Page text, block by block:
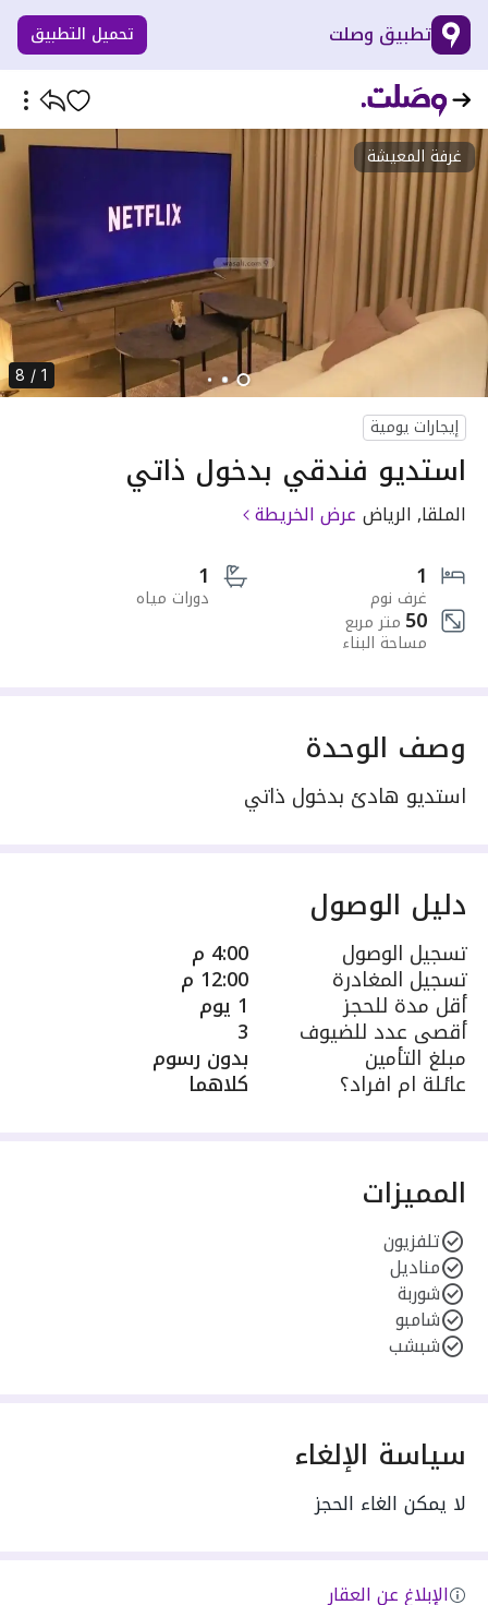
تطبيق وصلت تحميل التطبيق
غرفة المعيشة
1 / 8
إيجارات يومية
استديو فندقي بدخول ذاتي
الملقا, الرياض عرض الخريطة
1
غرف نوم
1
دورات مياه
50 متر مربع
مساحة البناء
وصف الوحدة
استديو هادئ بدخول ذاتي
دليل الوصول
تسجيل الوصول 4:00 م
تسجيل المغادرة 12:00 م
أقل مدة للحجز 1 يوم
أقصى عدد للضيوف 3
مبلغ التأمين بدون رسوم
عائلة ام افراد؟ كلاهما
المميزات
تلفزيون
مناديل
شوربة
شامبو
شبشب
سياسة الإلغاء
لا يمكن الغاء الحجز
الإبلاغ عن العقار